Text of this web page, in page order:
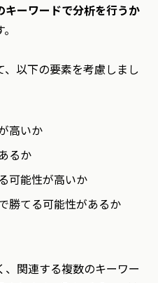
キーワードで分析を行うか
以下の要素を考慮しまし
高いか
るか
可能性が高いか
勝てる可能性があるか
関連する複数のキーワー